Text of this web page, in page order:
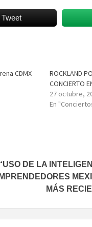
Tweet
CDMX
ROCKLAND
CONCIERTO
27 octubre,
En
DE LA
MÁS